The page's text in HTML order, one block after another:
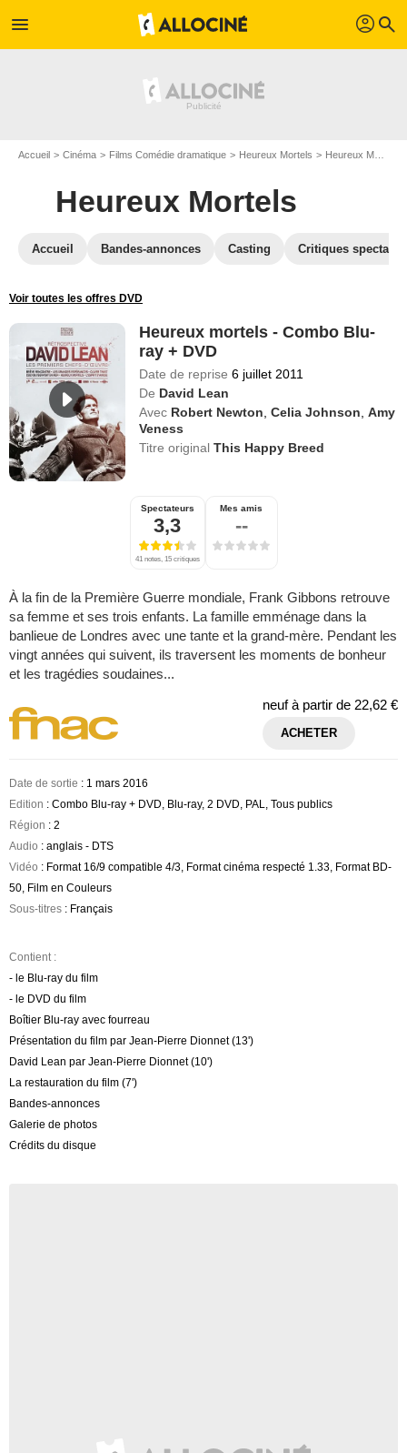
menu profil search
Accueil Cinéma Films Comédie dramatique Heureux Mortels Heureux Mortels en Blu Ray
Heureux Mortels
Accueil Bandes-annonces Casting Critiques
Voir toutes les offres DVD
Heureux mortels - Combo Blu-
ray + DVD
Date de reprise 6 juillet 2011
De David Lean
Avec Robert Newton ,Celia Johnson ,Amy
Veness
Titre originalThis Happy Breed
Spectateurs
3,3
41 notes, 15 critiques
Mes amis
--
À la fin de la Première Guerre mondiale, Frank Gibbons retrouve
sa femme et ses trois enfants. La famille emménage dans la
banlieue de Londres avec une tante et la grand-mère. Pendant les
vingt années qui suivent, ils traversent les moments de bonheur
et les tragédies soudaines...
neuf à partir de 22,62 €
ACHETER
Date de sortie : 1 mars 2016
Edition : Combo Blu-ray + DVD, Blu-ray, 2 DVD, PAL, Tous publics
Région : 2
Audio : anglais - DTS
Vidéo : Format 16/9 compatible 4/3, Format cinéma respecté 1.33, Format BD-
50, Film en Couleurs
Sous-titres : Français
Contient :
- le Blu-ray du film
- le DVD du film
Boîtier Blu-ray avec fourreau
Présentation du film par Jean-Pierre Dionnet (13')
David Lean par Jean-Pierre Dionnet (10')
La restauration du film (7')
Bandes-annonces
Galerie de photos
Crédits du disque